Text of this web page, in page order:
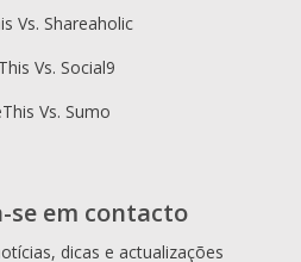
Vs. Shareaholic
Vs. Social9
Vs. Sumo
se em contacto
dicas e actualizações